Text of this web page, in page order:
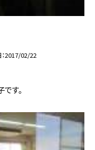
2017/02/22
す。